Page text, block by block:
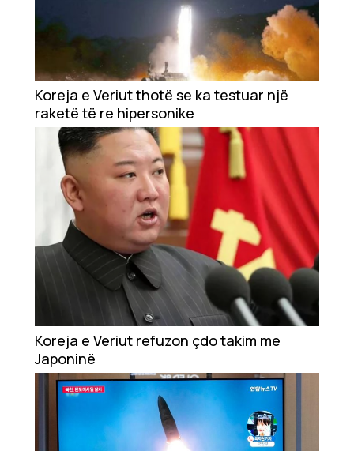
Koreja e Veriut thotë se ka testuar një
raketë të re hipersonike
Koreja e Veriut refuzon çdo takim me
Japoninë